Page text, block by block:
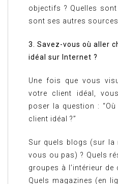
objectifs ? Quelles
sont ses autres
3. Savez-vous où aller
idéal sur Internet ?
Une fois que vous
votre client idéal,
poser la question :
client idéal ?”
Sur quels blogs (sur la
vous ou pas) ? Quels
groupes à l’intérieur
Quels magazines (en